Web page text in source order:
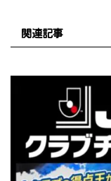
関連記事